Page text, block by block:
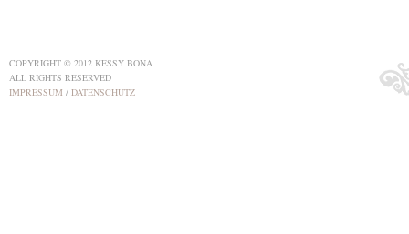
COPYRIGHT © 2012 KESSY BONA
ALL RIGHTS RESERVED
IMPRESSUM / DATENSCHUTZ